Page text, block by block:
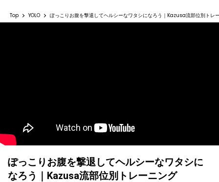
Top YOLO ぽっこりお腹を撃退してヘルシーなワタシになろう｜Kazusa流部位別トレ
ぽっこりお腹を撃退してヘルシーなワタシに
なろう｜Kazusa流部位別トレーニング